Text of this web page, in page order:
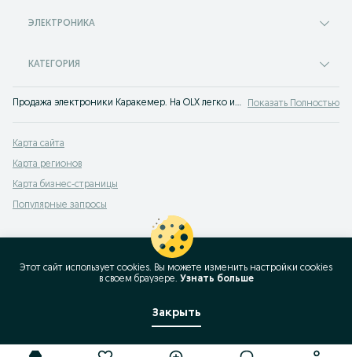
ЭЛЕКТРОНИКА
КАТЕГОРИЯ
Продажа электроники Каракемер. На OLX легко и быстро можно купить все виды электроники новой или б/у. Покупай лучшую технику на OLX Каракемер! Показать Полностью
Карта сайта
Карта регионов
Карта бизнес-страницы
Популярные запросы
Этот сайт использует cookies. Вы можете изменить настройки cookies
в своeм браузере. Узнать больше
Закрыть